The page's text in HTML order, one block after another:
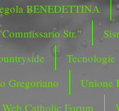
BENEDETTINA
Str."
Tecnologie
Gregoriano
Unione
Web Catholic Forum